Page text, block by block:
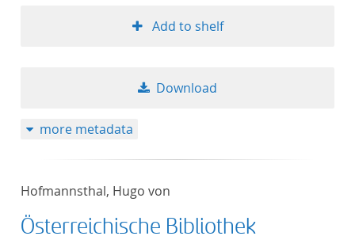
Add to shelf
Download
more metadata
Hofmannsthal, Hugo von
Österreichische Bibliothek